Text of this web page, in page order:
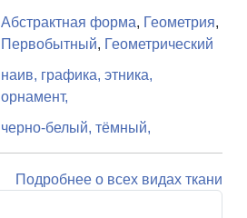
Абстрактная форма, Геометрия,
Первобытный, Геометрический
наив, графика, этника,
орнамент,
черно-белый, тёмный,
Подробнее о всех видах ткани